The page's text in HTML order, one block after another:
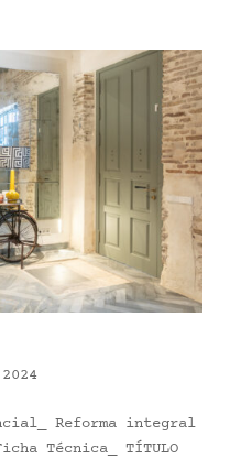
Reforma integral
Técnica_ TÍTULO